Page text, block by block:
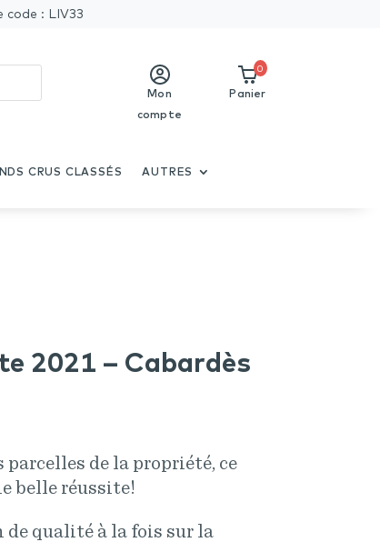
code : LIV33
Mon
compte
Panier
0
CRUS CLASSÉS AUTRES
2021 – Cabardès
de la propriété, ce
belle réussite!
de qualité à la fois sur la